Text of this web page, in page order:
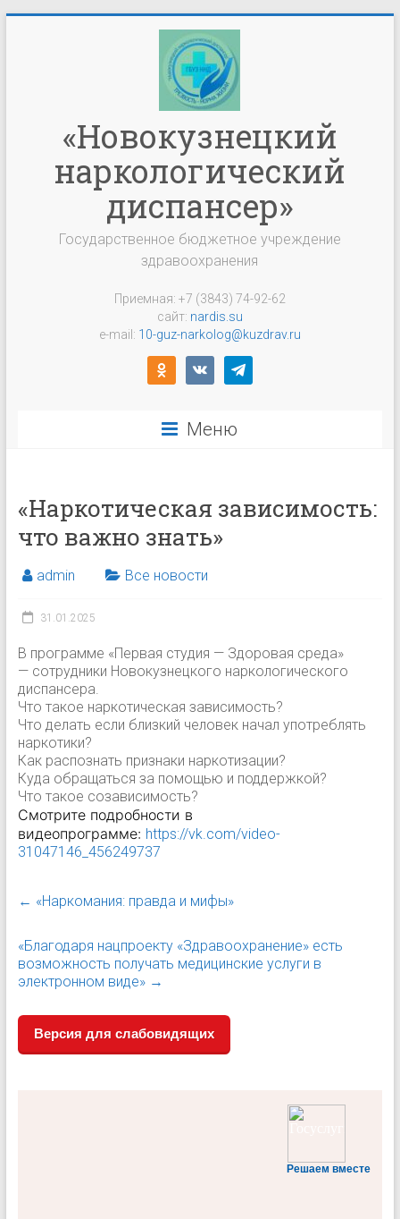
«Новокузнецкий
наркологический
диспансер»
Государственное бюджетное учреждение
здравоохранения
Приемная: +7 (3843) 74-92-62
сайт: nardis.su
e-mail: 10-guz-narkolog@kuzdrav.ru
odnoklassniki
vkontaktetelegram
Меню
«Наркотическая зависимость:
что важно знать»
admin Все новости
31.01.2025
В программе «Первая студия — Здоровая среда»
— сотрудники Новокузнецкого наркологического
диспансера.
Что такое наркотическая зависимость?
Что делать если близкий человек начал употреблять
наркотики?
Как распознать признаки наркотизации?
Куда обращаться за помощью и поддержкой?
Что такое созависимость?
Смотрите подробности в
видеопрограмме: https://vk.com/video-
31047146_456249737
← «Наркомания: правда и мифы»
«Благодаря нацпроекту «Здравоохранение» есть
возможность получать медицинские услуги в
электронном виде» →
Версия для слабовидящих